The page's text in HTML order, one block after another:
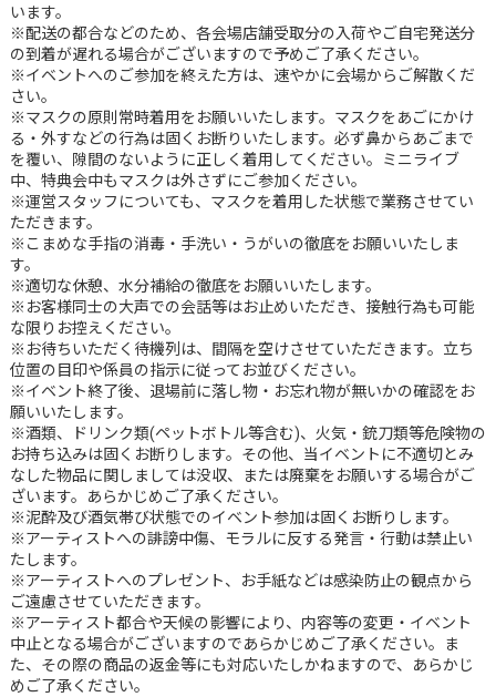
います。
※配送の都合などのため、各会場店舗受取分の入荷やご自宅発送分
の到着が遅れる場合がございますので予めご了承ください。
※イベントへのご参加を終えた方は、速やかに会場からご解散くだ
さい。
※マスクの原則常時着用をお願いいたします。マスクをあごにかけ
る・外すなどの行為は固くお断りいたします。必ず鼻からあごまで
を覆い、隙間のないように正しく着用してください。ミニライブ
中、特典会中もマスクは外さずにご参加ください。
※運営スタッフについても、マスクを着用した状態で業務させてい
ただきます。
※こまめな手指の消毒・手洗い・うがいの徹底をお願いいたしま
す。
※適切な休憩、水分補給の徹底をお願いいたします。
※お客様同士の大声での会話等はお止めいただき、接触行為も可能
な限りお控えください。
※お待ちいただく待機列は、間隔を空けさせていただきます。立ち
位置の目印や係員の指示に従ってお並びください。
※イベント終了後、退場前に落し物・お忘れ物が無いかの確認をお
願いいたします。
※酒類、ドリンク類(ペットボトル等含む)、火気・銃刀類等危険物の
お持ち込みは固くお断りします。その他、当イベントに不適切とみ
なした物品に関しましては没収、または廃棄をお願いする場合がご
ざいます。あらかじめご了承ください。
※泥酔及び酒気帯び状態でのイベント参加は固くお断りします。
※アーティストへの誹謗中傷、モラルに反する発言・行動は禁止い
たします。
※アーティストへのプレゼント、お手紙などは感染防止の観点から
ご遠慮させていただきます。
※アーティスト都合や天候の影響により、内容等の変更・イベント
中止となる場合がございますのであらかじめご了承ください。ま
た、その際の商品の返金等にも対応いたしかねますので、あらかじ
めご了承ください。